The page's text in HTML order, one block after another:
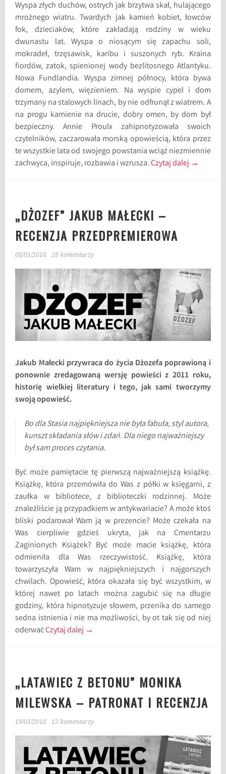
Wyspa złych duchów, ostrych jak brzytwa skał, hulającego
mroźnego wiatru. Twardych jak kamień kobiet, łowców
fok, dzieciaków, które zakładają rodziny w wieku
dwunastu lat. Wyspa o niosącym się zapachu soli,
mokradeł, trzęsawisk, karibu i suszonych ryb. Kraina
fiordów, zatok, spienionej wody bezlitosnego Atlantyku.
Nowa Fundlandia. Wyspa zimnej północy, która bywa
domem, azylem, więzieniem. Na wyspie cypel i dom
trzymany na stalowych linach, by nie odfrunął z wiatrem. A
na progu kamienie na drucie, dobry omen, by dom był
bezpieczny. Annie Proulx zahipnotyzowała swoich
czytelników, zaczarowała morską opowieścią, która przez
te wszystkie lata od swojego powstania wciąż niezmiennie
zachwyca, inspiruje, rozbawia i wzrusza.Czytaj dalej →
„DŻOZEF” JAKUB MAŁECKI –
RECENZJA PRZEDPREMIEROWA
08/05/2018 28 komentarzy
Jakub Małecki przywraca do życia Dżozefa poprawioną i
ponownie zredagowaną wersję powieści z 2011 roku,
historię wielkiej literatury i tego, jak sami tworzymy
swoją opowieść.
Bo dla Stasia najpiękniejsza nie była fabuła, styl autora,
kunszt składania słów i zdań. Dla niego najważniejszy
był sam proces czytania.
Być może pamiętacie tę pierwszą najważniejszą książkę.
Książkę, która przemówiła do Was z półki w księgarni, z
zaułka w bibliotece, z biblioteczki rodzinnej. Może
znaleźliście ją przypadkiem w antykwariacie? A może ktoś
bliski podarował Wam ją w prezencie? Może czekała na
Was cierpliwie gdzieś ukryta, jak na Cmentarzu
Zaginionych Książek? Być może macie książkę, która
odmieniła dla Was rzeczywistość. Książkę, która
towarzyszyła Wam w najpiękniejszych i najgorszych
chwilach. Opowieść, która okazała się być wszystkim, w
której nawet po latach można zagubić się na długie
godziny, która hipnotyzuje słowem, przenika do samego
sedna istnienia i nie ma możliwości, by ot tak się od niej
oderwaćCzytaj dalej →
„LATAWIEC Z BETONU” MONIKA
MILEWSKA – PATRONAT I RECENZJA
19/03/2018 12 komentarzy